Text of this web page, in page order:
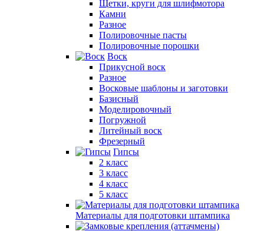
Щетки, круги для шлифмотора
Камни
Разное
Полировочные пасты
Полировочные порошки
Воск
Прикусной воск
Разное
Восковые шаблоны и заготовки
Базисный
Моделировочный
Погружной
Литейный воск
Фрезерный
Гипсы
2 класс
3 класс
4 класс
5 класс
Материалы для подготовки штампика